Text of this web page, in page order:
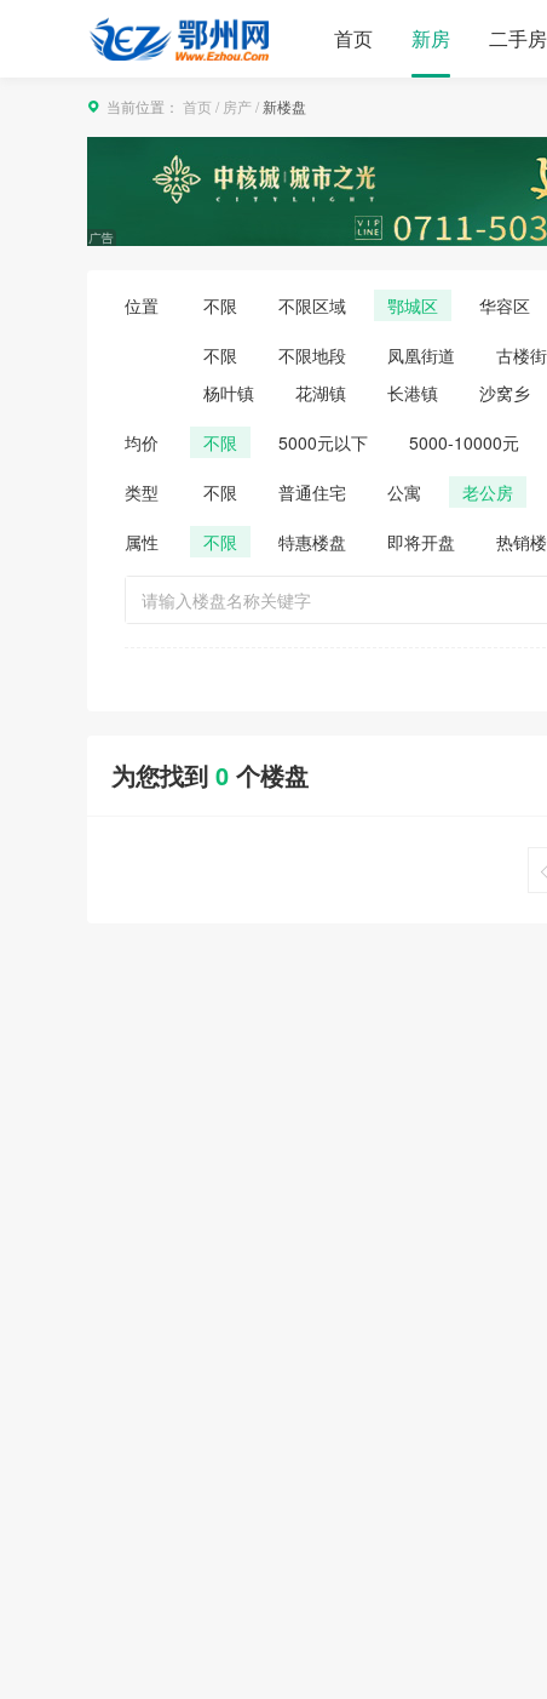
首页 新房 二手房
当前位置： 首页 / 房产/ 新楼盘
位置 不限 不限区域 鄂城区 华容区
不限 不限地段 凤凰街道 古楼
杨叶镇
花湖镇 长港镇 沙窝乡
均价 不限 5000元以下 5000-10000元
类型 不限 普通住宅 公寓 老公房
属性 不限 特惠楼盘 即将开盘 热销
为您找到 0 个楼盘